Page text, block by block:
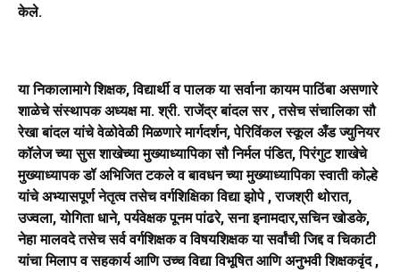
केले.
या निकालामागे शिक्षक, विद्यार्थी व पालक या सर्वाना कायम पाठिंबा असणारे
शाळेचे संस्थापक अध्यक्ष मा. श्री. राजेंद्र बांदल सर , तसेच संचालिका सौ
रेखा बांदल यांचे वेळोवेळी मिळणारे मार्गदर्शन, पेरिविंकल स्कूल अँड ज्युनियर
कॉलेज च्या सुस शाखेच्या मुख्याध्यापिका सौ निर्मल पंडित, पिरंगुट शाखेचे
मुख्याध्यापक डॉ अभिजित टकले व बावधन च्या मुख्याध्यापिका स्वाती कोल्हे
यांचे अभ्यासपूर्ण नेतृत्व तसेच वर्गशिक्षिका विद्या झोपे , राजश्री थोरात,
उज्वला, योगिता धाने, पर्यवेक्षक पूनम पांढरे, सना इनामदार,सचिन खोडके,
नेहा मालवदे तसेच सर्व वर्गशिक्षक व विषयशिक्षक या सर्वांची जिद्द व चिकाटी
यांचा मिलाप व सहकार्य आणि उच्च विद्या विभूषित आणि अनुभवी शिक्षकवृंद ,